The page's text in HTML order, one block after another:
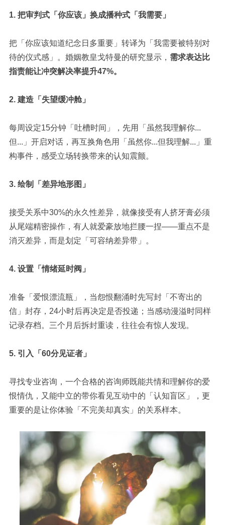
1. 把审判式「你应该」换成播种式「我需要」
把「 你应该知道纪念日多重要」转译为「 我需要被特别对
待的仪式感」。婚姻教皇戈特曼的研究显示， 需求表达比
指责能让冲突解决率提升47%。
2. 建造「失望缓冲舱」
每周设定15分钟「吐槽时间」，先用「 虽然我理解你...
但... 」开启对话，再互换角色用「 虽然你...但我理解... 」重
构事件，感受立场转换带来的认知震颤。
3. 绘制「差异地形图」
接受关系中30%的永久性差异，就像接受有人挤牙膏必须
从尾端精密操作，有人就爱豪放地拦腰一捏——重点不是
消灭差异，而是划定「可容纳差异带」。
4. 设置「情绪延时阀」
准备「爱恨漂流瓶」，当怨恨翻涌时先写封「不寄出的
信」封存， 24小时后再决定是否投递；当感动漫溢时同样
记录存档。三个月后拆封重读，往往会有惊人发现。
5. 引入「 60分见证者」
寻找专业咨询， 一个合格的咨询师既能共情和理解你的爱
恨情仇，又能中立的带你看见互动中的「认知盲区」，更
重要的是让你体验「不完美却真实」的关系样本。